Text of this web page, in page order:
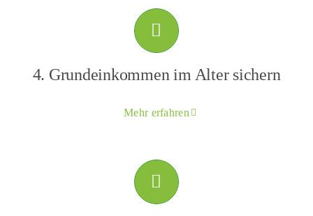
4. Grundeinkommen im Alter sichern
Mehr erfahren